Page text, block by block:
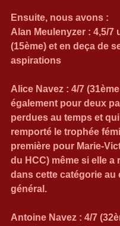
Ensuite, nous avons :
Alan Meulenyzer : 4,5/7
(15ème) et en deça de
aspirations
Alice Navez : 4/7
également pour deux
perdues au temps et qui
remporté le trophée
première pour Marie-
du HCC) même si elle a
dans cette catégorie au
général.
Antoine Navez : 4/7